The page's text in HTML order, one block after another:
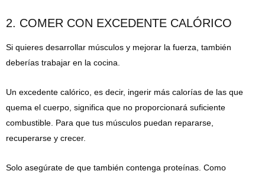
2. COMER CON EXCEDENTE CALÓRICO
Si quieres desarrollar músculos y mejorar la fuerza, también
deberías trabajar en la cocina.
Un excedente calórico, es decir, ingerir más calorías de las que
quema el cuerpo, significa que no proporcionará suficiente
combustible. Para que tus músculos puedan repararse,
recuperarse y crecer.
Solo asegúrate de que también contenga proteínas. Como